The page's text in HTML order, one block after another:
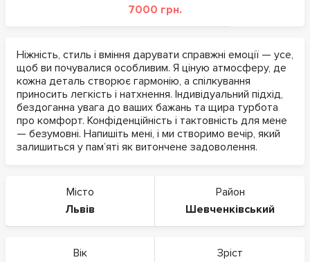
7000 грн.
Ніжність, стиль і вміння дарувати справжні емоції — усе,
щоб ви почувалися особливим. Я ціную атмосферу, де
кожна деталь створює гармонію, а спілкування
приносить легкість і натхнення. Індивідуальний підхід,
бездоганна увага до ваших бажань та щира турбота
про комфорт. Конфіденційність і тактовність для мене
— безумовні. Напишіть мені, і ми створимо вечір, який
залишиться у пам’яті як витончене задоволення.
Місто
Львів
Район
Шевченківський
Вік Зріст